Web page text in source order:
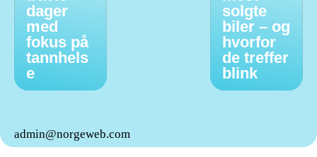
dager
med
fokus på
tannhels
e
solgte
biler – og
hvorfor
de treffer
blink
admin@norgeweb.com